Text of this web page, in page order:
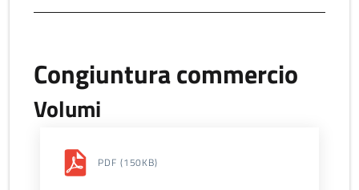
Congiuntura commercio
Volumi
PDF (150KB)